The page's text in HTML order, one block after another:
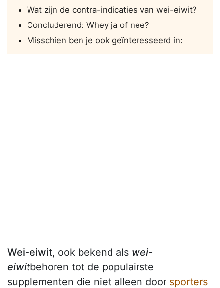
Wat zijn de contra-indicaties van wei-eiwit?
Concluderend: Whey ja of nee?
Misschien ben je ook geïnteresseerd in:
Wei-eiwit, ook bekend als wei-
eiwitbehoren tot de populairste
supplementen die niet alleen door sporters